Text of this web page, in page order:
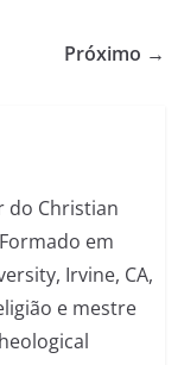
Próximo →
do Christian
em
Irvine, CA,
e mestre